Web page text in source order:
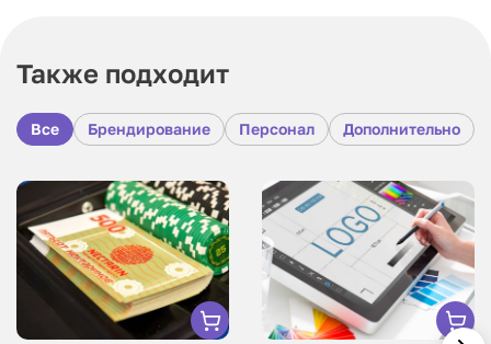
Также подходит
Все Брендирование Персонал Дополнительно